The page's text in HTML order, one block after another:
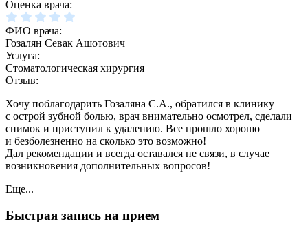
Оценка врача:
ФИО врача:
Гозалян Севак Ашотович
Услуга:
Стоматологическая хирургия
Отзыв:
Хочу поблагодарить Гозаляна С.А., обратился в клинику
с острой зубной болью, врач внимательно осмотрел, сделали
снимок и приступил к удалению. Все прошло хорошо
и безболезненно на сколько это возможно!
Дал рекомендации и всегда оставался не связи, в случае
возникновения дополнительных вопросов!
Еще...
Быстрая запись на прием